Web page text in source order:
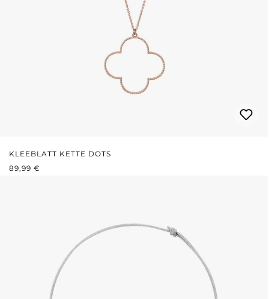
KLEEBLATT KETTE DOTS
REGULÄRER PREIS:
89,99 €